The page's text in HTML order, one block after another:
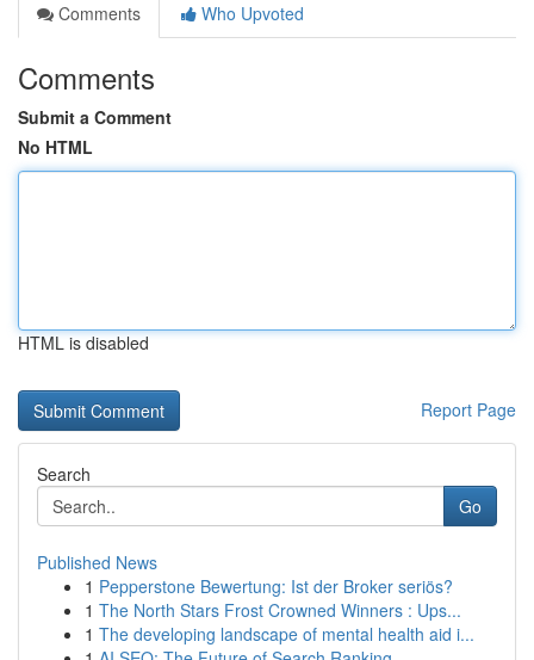
Comments
Who Upvoted
Comments
Submit a Comment
No HTML
HTML is disabled
Report Page
Search
Go
Published News
1 Pepperstone Bewertung: Ist der Broker seriös?
1 The North Stars Frost Crowned Winners : Ups...
1 The developing landscape of mental health aid i...